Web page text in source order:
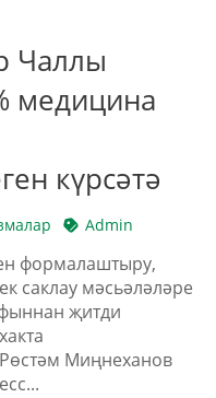
Чаллы
медицина
күрсәтә
Admin
формалаштыру,
саклау мәсьәләләре
җитди
Миңнеханов